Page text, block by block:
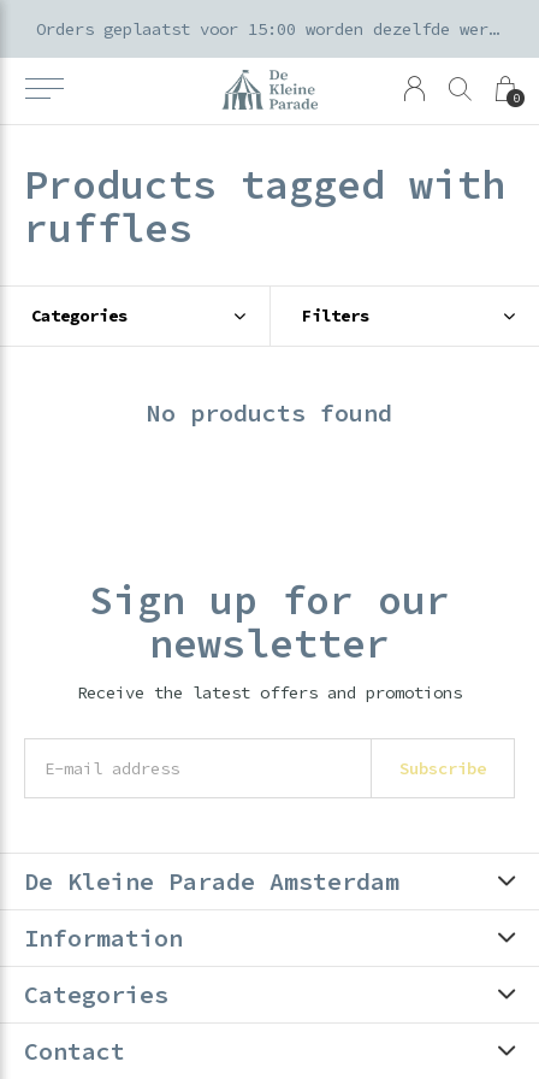
0
Orders geplaatst voor 15:00 worden dezelfde werkdag verzonden
Products tagged with
ruffles
Categories Filters
No products found
Sign up for our
newsletter
Receive the latest offers and promotions
Subscribe
De Kleine Parade Amsterdam
Information
Categories
Contact